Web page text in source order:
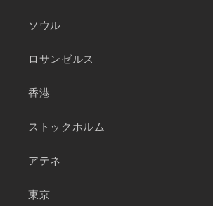
ソウル
ロサンゼルス
香港
ストックホルム
アテネ
東京